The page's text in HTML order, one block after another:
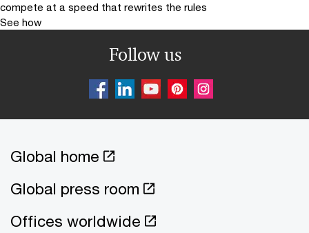
compete at a speed that rewrites the rules
See how
Follow us
Global home
Global press room
Offices worldwide